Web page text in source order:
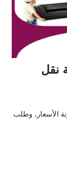
نقل
الأسعار، وطلب